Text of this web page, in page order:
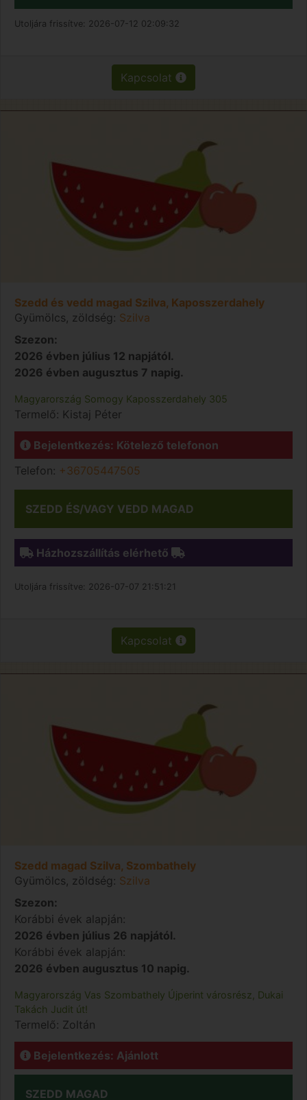
Utoljára frissítve: 2026-07-12 02:09:32
Kapcsolat
Szedd és vedd magad Szilva, Kaposszerdahely
Gyümölcs, zöldség: Szilva
Szezon:
2026 évben július 12 napjától.
2026 évben augusztus 7 napig.
Magyarország Somogy Kaposszerdahely 305
Termelő: Kistaj Péter
Bejelentkezés: Kötelező telefonon
Telefon: +36705447505
SZEDD ÉS/VAGY VEDD MAGAD
Házhozszállítás elérhető
Utoljára frissítve: 2026-07-07 21:51:21
Kapcsolat
Szedd magad Szilva, Szombathely
Gyümölcs, zöldség: Szilva
Szezon:
Korábbi évek alapján:
2026 évben július 26 napjától.
Korábbi évek alapján:
2026 évben augusztus 10 napig.
Magyarország Vas Szombathely Újperint városrész, Dukai
Takách Judit út!
Termelő: Zoltán
Bejelentkezés: Ajánlott
SZEDD MAGAD